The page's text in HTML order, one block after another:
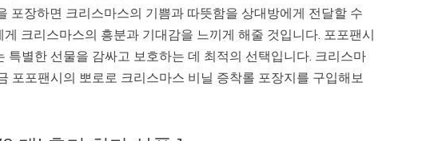
포장하면 크리스마스의 기쁨과 따뜻함을 상대방에게 전달할 수
크리스마스의 흥분과 기대감을 느끼게 해줄 것입니다. 포포팬시
특별한 선물을 감싸고 보호하는 데 최적의 선택입니다. 크리스마
포포팬시의 뽀로로 크리스마스 비닐 증착롤 포장지를 구입해보